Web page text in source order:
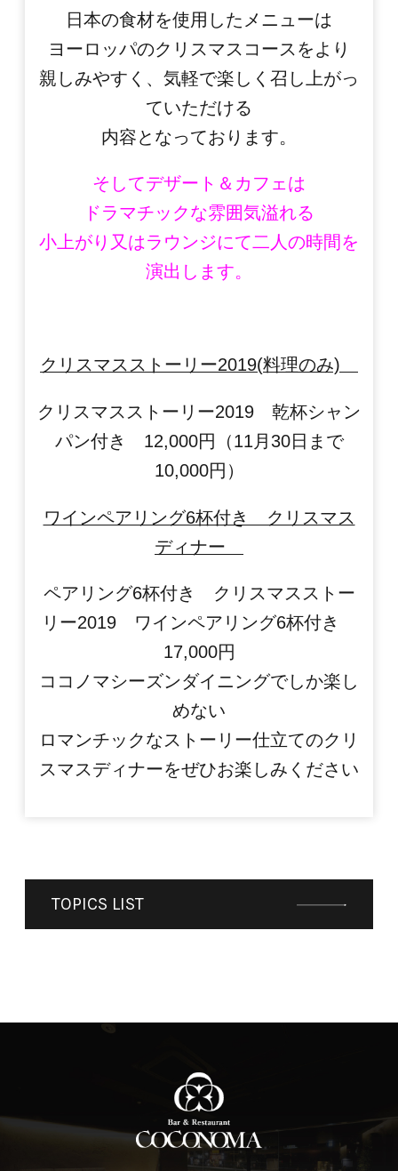
日本の食材を使用したメニューは
ヨーロッパのクリスマスコースをより
親しみやすく、気軽で楽しく召し上がっ
ていただける
内容となっております。
そしてデザート＆カフェは
ドラマチックな雰囲気溢れる
小上がり又はラウンジにて二人の時間を
演出します。
クリスマスストーリー2019(料理のみ)
クリスマスストーリー2019 乾杯シャン
パン付き 12,000円（11月30日まで
10,000円）
ワインペアリング6杯付き クリスマス
ディナー
ペアリング6杯付き クリスマスストー
リー2019 ワインペアリング6杯付き
17,000円
ココノマシーズンダイニングでしか楽し
めない
ロマンチックなストーリー仕立てのクリ
スマスディナーをぜひお楽しみください
TOPICS LIST